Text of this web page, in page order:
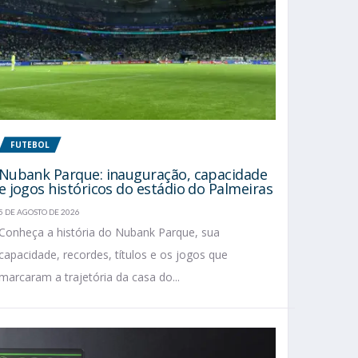
FUTEBOL
Nubank Parque: inauguração, capacidade
e jogos históricos do estádio do Palmeiras
5 DE AGOSTO DE 2026
Conheça a história do Nubank Parque, sua
capacidade, recordes, títulos e os jogos que
marcaram a trajetória da casa do...